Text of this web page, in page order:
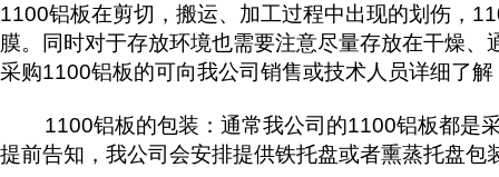
1100铝板在剪切，搬运、加工过程中出现的划伤，
膜。同时对于存放环境也需要注意尽量存放在干燥
采购1100铝板的可向我公司销售或技术人员详细了
1100铝板的包装：通常我公司的1100铝板都是采
提前告知，我公司会安排提供铁托盘或者熏蒸托盘包